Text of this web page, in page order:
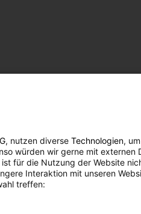
, nutzen diverse Technologien,
würden wir gerne mit externen
für die Nutzung der Website
Interaktion mit unseren
treffen: